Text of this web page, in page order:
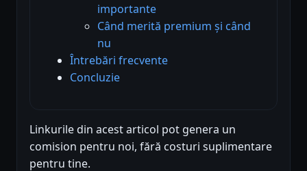
importante
Când merită premium și când
nu
Întrebări frecvente
Concluzie
Linkurile din acest articol pot genera un
comision pentru noi, fără costuri suplimentare
pentru tine.